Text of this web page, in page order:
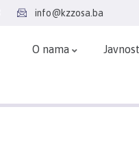
info@kzzosa.ba
O nama